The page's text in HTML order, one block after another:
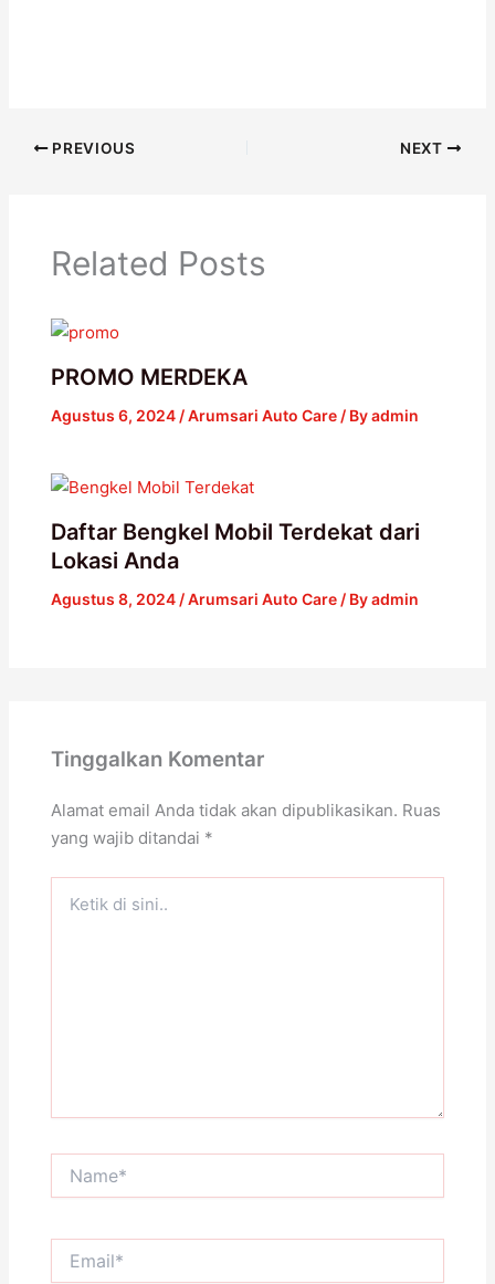
PREVIOUS NEXT
Related Posts
PROMO MERDEKA
Agustus 6, 2024 /Arumsari Auto Care/ Byadmin
Daftar Bengkel Mobil Terdekat dari
Lokasi Anda
Agustus 8, 2024 /Arumsari Auto Care/ Byadmin
Tinggalkan Komentar
Alamat email Anda tidak akan dipublikasikan. Ruas
yang wajib ditandai *